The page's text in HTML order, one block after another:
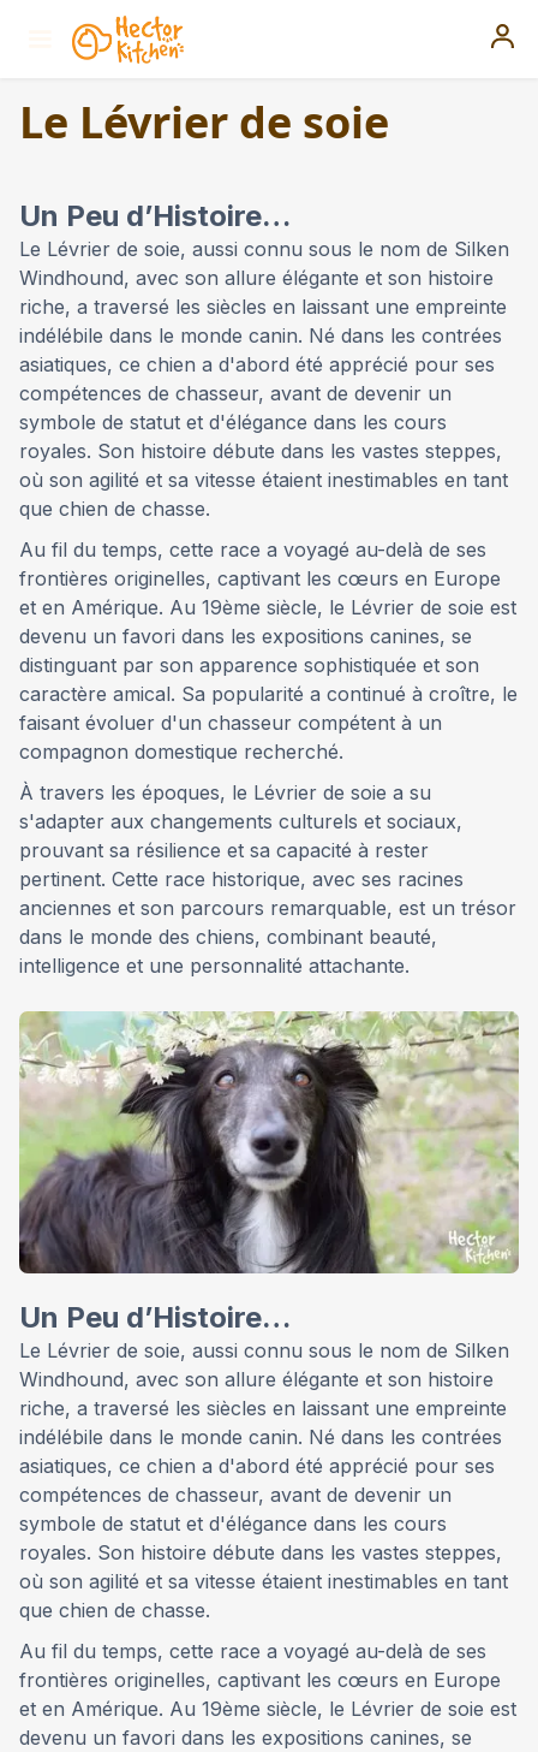
Le Lévrier de soie
Un Peu d’Histoire…
Le Lévrier de soie, aussi connu sous le nom de Silken
Windhound, avec son allure élégante et son histoire
riche, a traversé les siècles en laissant une empreinte
indélébile dans le monde canin. Né dans les contrées
asiatiques, ce chien a d'abord été apprécié pour ses
compétences de chasseur, avant de devenir un
symbole de statut et d'élégance dans les cours
royales. Son histoire débute dans les vastes steppes,
où son agilité et sa vitesse étaient inestimables en tant
que chien de chasse.
Au fil du temps, cette race a voyagé au-delà de ses
frontières originelles, captivant les cœurs en Europe
et en Amérique. Au 19ème siècle, le Lévrier de soie est
devenu un favori dans les expositions canines, se
distinguant par son apparence sophistiquée et son
caractère amical. Sa popularité a continué à croître, le
faisant évoluer d'un chasseur compétent à un
compagnon domestique recherché.
À travers les époques, le Lévrier de soie a su
s'adapter aux changements culturels et sociaux,
prouvant sa résilience et sa capacité à rester
pertinent. Cette race historique, avec ses racines
anciennes et son parcours remarquable, est un trésor
dans le monde des chiens, combinant beauté,
intelligence et une personnalité attachante.
Un Peu d’Histoire…
Le Lévrier de soie, aussi connu sous le nom de Silken
Windhound, avec son allure élégante et son histoire
riche, a traversé les siècles en laissant une empreinte
indélébile dans le monde canin. Né dans les contrées
asiatiques, ce chien a d'abord été apprécié pour ses
compétences de chasseur, avant de devenir un
symbole de statut et d'élégance dans les cours
royales. Son histoire débute dans les vastes steppes,
où son agilité et sa vitesse étaient inestimables en tant
que chien de chasse.
Au fil du temps, cette race a voyagé au-delà de ses
frontières originelles, captivant les cœurs en Europe
et en Amérique. Au 19ème siècle, le Lévrier de soie est
devenu un favori dans les expositions canines, se